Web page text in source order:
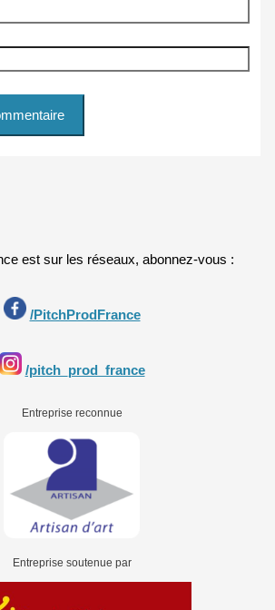
est sur les réseaux, abonnez-vous :
/PitchProdFrance
/pitch_prod_france
Entreprise reconnue
Entreprise soutenue par